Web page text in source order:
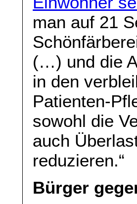
man auf 21
(…) und die
in den
Patienten-
sowohl die
auch
reduzieren.“
Bürger